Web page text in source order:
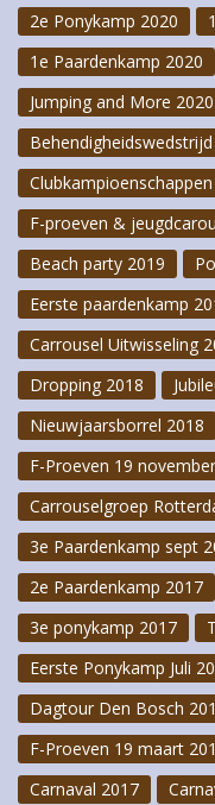
2e Ponykamp 2020
1e Paardenkamp 2020
Jumping and More 2020
F-proeven &
Beach party 2019
Eerste paardenkamp
Carrousel Uitwisseling
Dropping 2018
Nieuwjaarsborrel 2018
F-Proeven 19
Carrouselgroep
3e Paardenkamp sept
2e Paardenkamp 2017
3e ponykamp 2017
Eerste Ponykamp Juli
Dagtour Den Bosch
F-Proeven 19 maart
Carnaval 2017